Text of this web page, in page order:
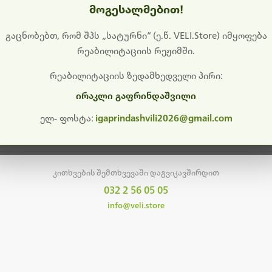
გიხდით შეფერხებისთვის. ამჟამად მიმდინარეობს
განახლება და ტექნიკური სამუშაოები.
მალე ისევ ხელმისაწვდომი იქნება. გმადლობთ მოთმინებისთვის!
მთავარ გვერდზე დაბრუნება
კითხვების შემთხვევაში დაგვიკავშირდით
032 2 56 05 05
info@veli.store
მოგესალმებით!
გაცნობებთ, რომ შპს „სატურნი“ (ე.წ. VELI.Store) იმყოფება
რეაბილიტაციის რეჟიმში.
რეაბილიტაციის ზედამხედველი პირი:
ირაკლი გაფრინდაშვილი
ელ- ფოსტა: igaprindashvili2026@gmail.com